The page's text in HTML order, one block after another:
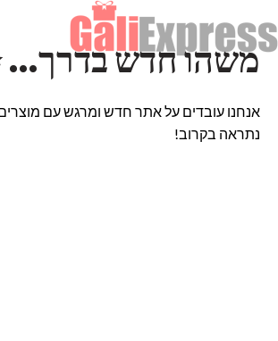
משהו חדש בדרך…
אנחנו עובדים על אתר חדש ומרגש עם
נתראה בקרוב!